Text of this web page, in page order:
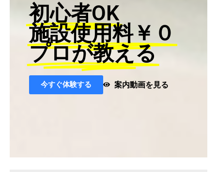
初心者OK
施設使用料￥０
プロが教える
今すぐ体験する 案内動画を見る